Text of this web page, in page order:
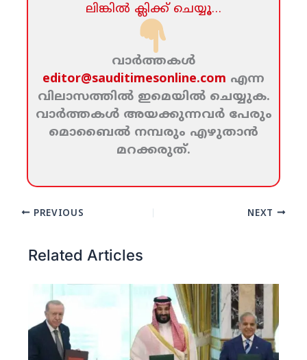
ലിങ്കില്‍ ക്ലിക്ക്‌ ചെയ്യൂ…
വാര്‍ത്തകള്‍
editor@sauditimesonline.com എന്ന
വിലാസത്തില്‍ ഇമെയില്‍ ചെയ്യുക.
വാര്‍ത്തകള്‍ അയക്കുന്നവര്‍ പേരും
മൊബൈല്‍ നമ്പരും എഴുതാന്‍
മറക്കരുത്‌.
PREVIOUS NEXT
Related Articles